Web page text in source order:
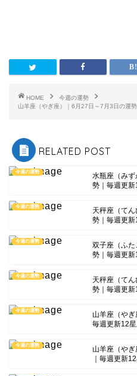
HOME
今週の運勢
山羊座（やぎ座）｜6月27日～7月3日の運
RELATED POST
今週の運勢
水瓶座（み
勢｜毎週更
今週の運勢
天秤座（て
勢｜毎週更
今週の運勢
双子座（ふ
勢｜毎週更
今週の運勢
天秤座（て
勢｜毎週更
今週の運勢
山羊座（や
毎週更新12
今週の運勢
山羊座（や
｜毎週更新